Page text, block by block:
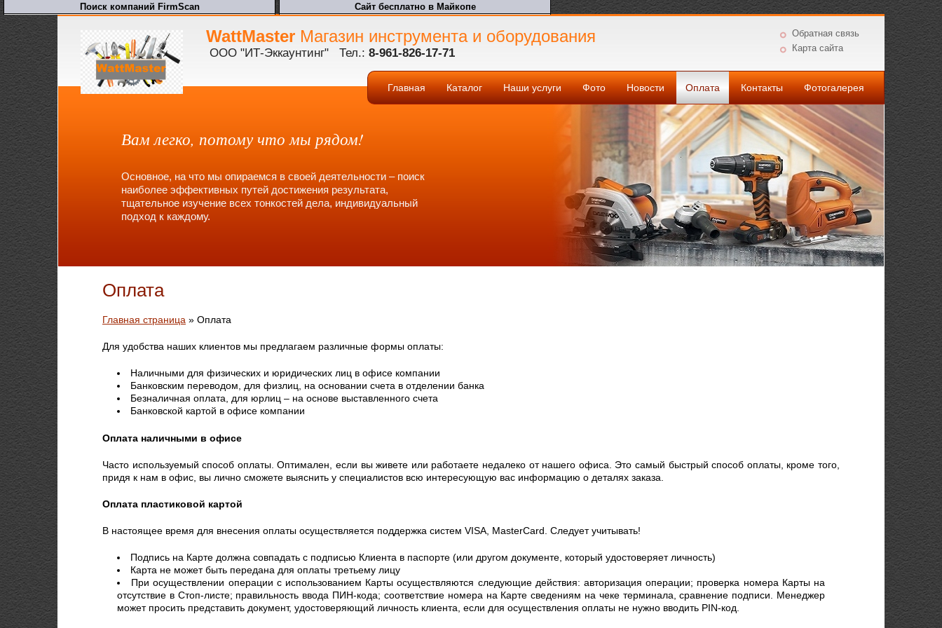
WattMaster Магазин инструмента и оборудования
ООО "ИТ-Эккаунтинг" Тел.: 8-961-826-17-71
Обратная связь
Карта сайта
Вам легко, потому что мы рядом!
Основное, на что мы опираемся в своей деятельности – поиск
наиболее эффективных путей достижения результата,
тщательное изучение всех тонкостей дела, индивидуальный
подход к каждому.
Главная Каталог Наши услуги Фото Новости Оплата Контакты Фотогалерея
Оплата
Главная страница » Оплата
Для удобства наших клиентов мы предлагаем различные формы оплаты:
Наличными для физических и юридических лиц в офисе компании
Банковским переводом, для физлиц, на основании счета в отделении банка
Безналичная оплата, для юрлиц – на основе выставленного счета
Банковской картой в офисе компании
Оплата наличными в офисе
Часто используемый способ оплаты. Оптимален, если вы живете или работаете недалеко от нашего офиса. Это самый быстрый способ оплаты, кроме того,
придя к нам в офис, вы лично сможете выяснить у специалистов всю интересующую вас информацию о деталях заказа.
Оплата пластиковой картой
В настоящее время для внесения оплаты осуществляется поддержка систем VISA, MasterCard. Следует учитывать!
Подпись на Карте должна совпадать с подписью Клиента в паспорте (или другом документе, который удостоверяет личность)
Карта не может быть передана для оплаты третьему лицу
При осуществлении операции с использованием Карты осуществляются следующие действия: авторизация операции; проверка номера Карты на
отсутствие в Стоп-листе; правильность ввода ПИН-кода; соответствие номера на Карте сведениям на чеке терминала, сравнение подписи. Менеджер
может просить представить документ, удостоверяющий личность клиента, если для осуществления оплаты не нужно вводить PIN-код.